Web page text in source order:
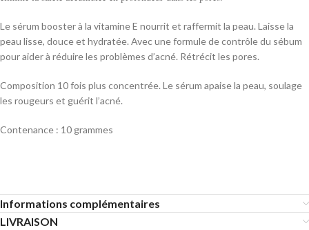
Le sérum booster à la vitamine E nourrit et raffermit la peau. Laisse la
peau lisse, douce et hydratée. Avec une formule de contrôle du sébum
pour aider à réduire les problèmes d’acné. Rétrécit les pores.
Composition 10 fois plus concentrée. Le sérum apaise la peau, soulage
les rougeurs et guérit l’acné.
Contenance : 10 grammes
Informations complémentaires
LIVRAISON